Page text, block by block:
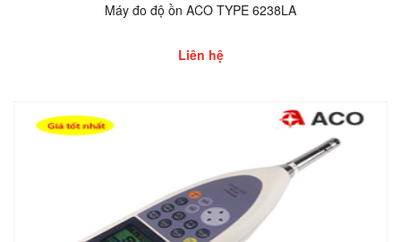
Máy đo độ ồn ACO TYPE 6238LA
Liên hệ